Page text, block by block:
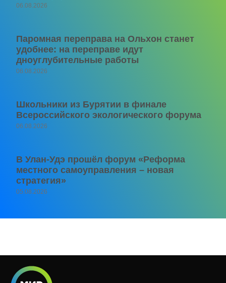
06.08.2026
Паромная переправа на Ольхон станет
удобнее: на переправе идут
дноуглубительные работы
06.08.2026
Школьники из Бурятии в финале
Всероссийского экологического форума
06.08.2026
В Улан-Удэ прошёл форум «Реформа
местного самоуправления – новая
стратегия»
05.08.2026